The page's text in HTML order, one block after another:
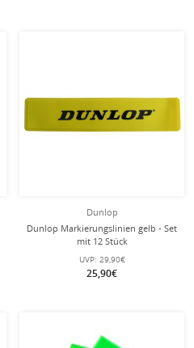
Dunlop
Dunlop Markierungslinien gelb - Set
mit 12 Stück
UVP: 29,90€
25,90€